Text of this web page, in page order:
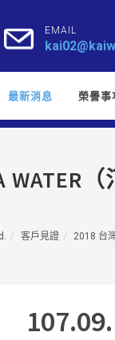
EMAIL
最新消息 榮譽事
（
客戶見證 2018 台